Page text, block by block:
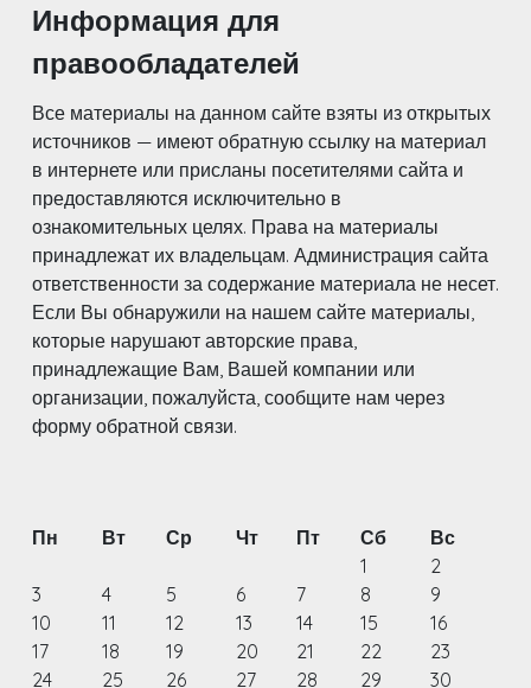
Информация для
правообладателей
Все материалы на данном сайте взяты из открытых
источников — имеют обратную ссылку на материал
в интернете или присланы посетителями сайта и
предоставляются исключительно в
ознакомительных целях. Права на материалы
принадлежат их владельцам. Администрация сайта
ответственности за содержание материала не несет.
Если Вы обнаружили на нашем сайте материалы,
которые нарушают авторские права,
принадлежащие Вам, Вашей компании или
организации, пожалуйста, сообщите нам через
форму обратной связи.
Пн Вт Ср Чт Пт Сб
Вс
1
2
3
4 5 6 7 8
9
10
11 12 13 14 15
16
17
18 19 20 21 22
23
24
25 26 27 28 29 30